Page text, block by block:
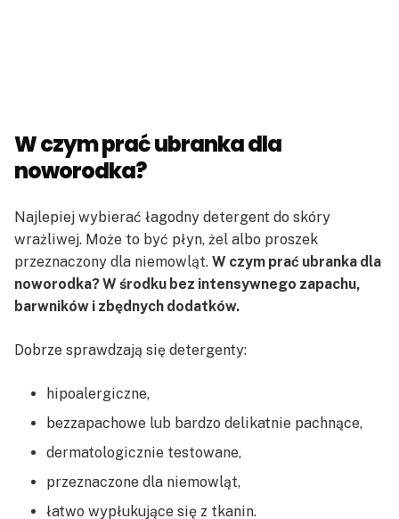
W czym prać ubranka dla
noworodka?
Najlepiej wybierać łagodny detergent do skóry
wrażliwej. Może to być płyn, żel albo proszek
przeznaczony dla niemowląt. W czym prać ubranka dla
noworodka? W środku bez intensywnego zapachu,
barwników i zbędnych dodatków.
Dobrze sprawdzają się detergenty:
hipoalergiczne,
bezzapachowe lub bardzo delikatnie pachnące,
dermatologicznie testowane,
przeznaczone dla niemowląt,
łatwo wypłukujące się z tkanin.